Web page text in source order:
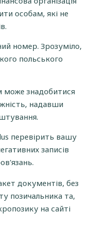
особам, які не
номер. Зрозуміло,
польського
може знадобитися
надавши
перевірить вашу
записів
документів, без
позичальника та,
на сайті